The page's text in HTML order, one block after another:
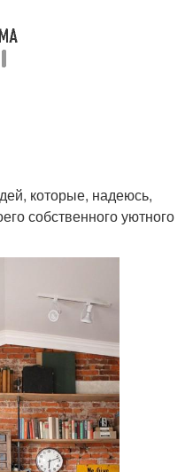
которые, надеюсь,
собственного уютного